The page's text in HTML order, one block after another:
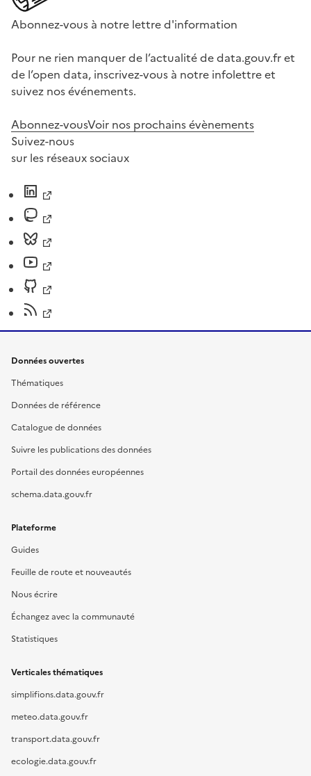
Abonnez-vous à notre lettre d'information
Pour ne rien manquer de l’actualité de data.gouv.fr et
de l’open data, inscrivez-vous à notre infolettre et
suivez nos événements.
Abonnez-vousVoir nos prochains évènements
Suivez-nous
sur les réseaux sociaux
Données ouvertes
Thématiques
Données de référence
Catalogue de données
Suivre les publications des données
Portail des données européennes
schema.data.gouv.fr
Plateforme
Guides
Feuille de route et nouveautés
Nous écrire
Échangez avec la communauté
Statistiques
Verticales thématiques
simplifions.data.gouv.fr
meteo.data.gouv.fr
transport.data.gouv.fr
ecologie.data.gouv.fr